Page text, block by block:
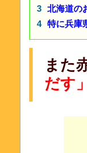
北海道の
特に兵庫
また
だす」